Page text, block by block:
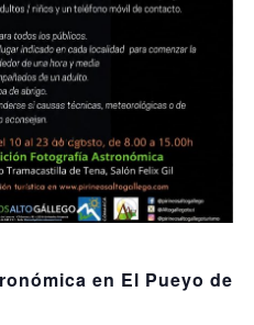
en El Pueyo de